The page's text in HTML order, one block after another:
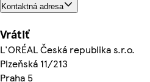
Kontaktná adresa
Vrátiť
L'ORÉAL Česká republika s.r.o.
Plzeňská 11/213
Praha 5